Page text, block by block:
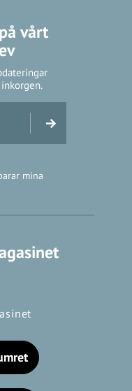
vårt
mina